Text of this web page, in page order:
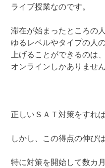
ライブ授業なのです。
滞在が始まったところの
ゆるレベルやタイプの人
上げることができるのは
オンラインしかありません
正しいＳＡＴ対策をすれ
しかし、この得点の伸び
特に対策を開始して数カ